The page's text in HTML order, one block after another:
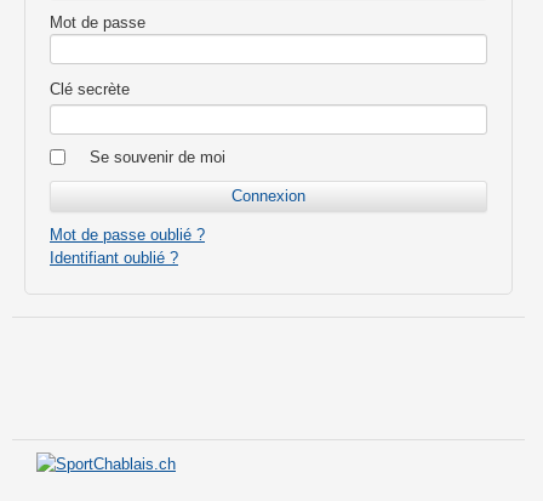
Mot de passe
Clé secrète
Se souvenir de moi
Mot de passe oublié ?
Identifiant oublié ?